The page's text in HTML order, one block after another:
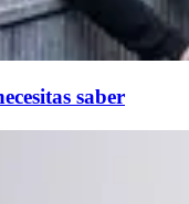
saber